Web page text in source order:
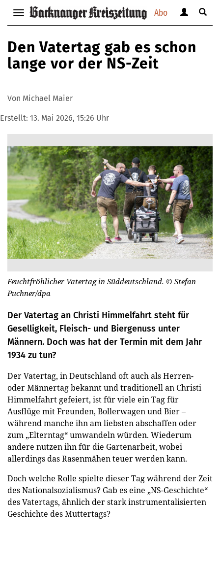
Abo
Navigation
anzeigen
verbergen
anzeigen
verbergen
Suche
Den Vatertag gab es schon
lange vor der NS-Zeit
Von Michael Maier
Erstellt: 13. Mai 2026, 15:26 Uhr
Feuchtfröhlicher Vatertag in Süddeutschland. © Stefan
Puchner/dpa
Der Vatertag an Christi Himmelfahrt steht für
Geselligkeit, Fleisch- und Biergenuss unter
Männern. Doch was hat der Termin mit dem Jahr
1934 zu tun?
Der Vatertag, in Deutschland oft auch als Herren-
oder Männertag bekannt und traditionell an Christi
Himmelfahrt gefeiert, ist für viele ein Tag für
Ausflüge mit Freunden, Bollerwagen und Bier –
während manche ihn am liebsten abschaffen oder
zum „Elterntag“ umwandeln würden. Wiederum
andere nutzen ihn für die Gartenarbeit, wobei
allerdings das Rasenmähen teuer werden kann.
Doch welche Rolle spielte dieser Tag während der Zeit
des Nationalsozialismus? Gab es eine „NS-Geschichte“
des Vatertags, ähnlich der stark instrumentalisierten
Geschichte des Muttertags?